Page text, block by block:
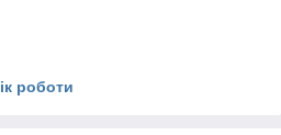
роботи